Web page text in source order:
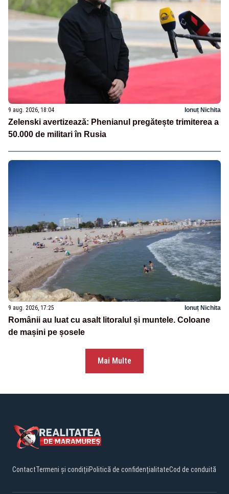
9 aug. 2026, 18:04 Ionuț Nichita
Zelenski avertizează: Phenianul pregătește trimiterea a
50.000 de militari în Rusia
9 aug. 2026, 17:25 Ionuț Nichita
Românii au luat cu asalt litoralul și muntele. Coloane
de mașini pe șosele
Mai Multe
ContactTermeni și condițiiPolitică de confidențialitateCod de conduită